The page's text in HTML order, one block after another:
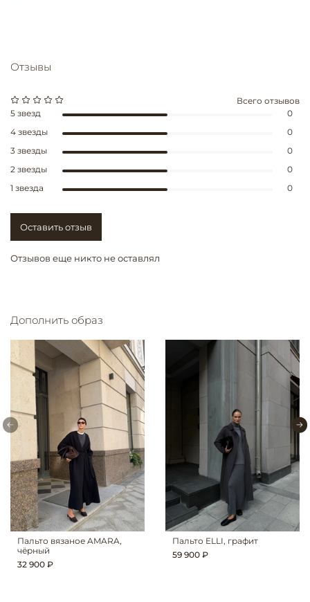
Отзывы
Отзывов еще никто не оставлял
Всего отзывов
5 звезд
0
4 звезды
0
3 звезды
0
2 звезды
0
1 звезда
0
Оставить отзыв
Дополнить образ
Пальто вязаное AMARA,
чёрный
32 900 ₽
Пальто ELLI, графит
59 900 ₽